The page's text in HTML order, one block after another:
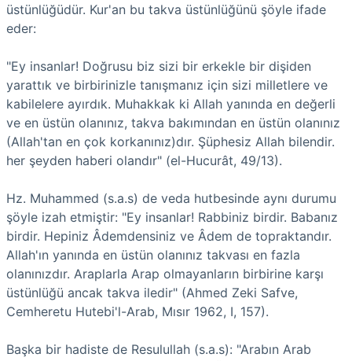
üstünlüğüdür. Kur'an bu takva üstünlüğünü şöyle ifade
eder:
"Ey insanlar! Doğrusu biz sizi bir erkekle bir dişiden
yarattık ve birbirinizle tanışmanız için sizi milletlere ve
kabilelere ayırdık. Muhakkak ki Allah yanında en değerli
ve en üstün olanınız, takva bakımından en üstün olanınız
(Allah'tan en çok korkanınız)dır. Şüphesiz Allah bilendir.
her şeyden haberi olandır" (el-Hucurât, 49/13).
Hz. Muhammed (s.a.s) de veda hutbesinde aynı durumu
şöyle izah etmiştir: "Ey insanlar! Rabbiniz birdir. Babanız
birdir. Hepiniz Âdemdensiniz ve Âdem de topraktandır.
Allah'ın yanında en üstün olanınız takvası en fazla
olanınızdır. Araplarla Arap olmayanların birbirine karşı
üstünlüğü ancak takva iledir" (Ahmed Zeki Safve,
Cemheretu Hutebi'l-Arab, Mısır 1962, I, 157).
Başka bir hadiste de Resulullah (s.a.s): "Arabın Arab